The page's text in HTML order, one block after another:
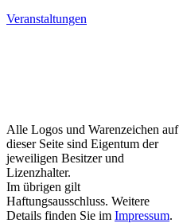
Veranstaltungen
Alle Logos und Warenzeichen auf
dieser Seite sind Eigentum der
jeweiligen Besitzer und
Lizenzhalter.
Im übrigen gilt
Haftungsausschluss. Weitere
Details finden Sie im Impressum.